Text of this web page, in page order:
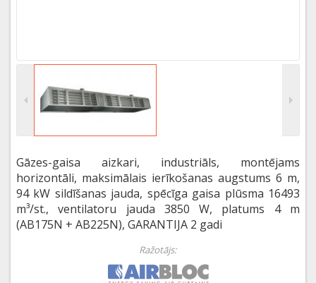
Gāzes-gaisa aizkari, industriāls, montējams
horizontāli, maksimālais ierīkošanas augstums 6 m,
94 kW sildīšanas jauda, spēcīga gaisa plūsma 16493
m³/st., ventilatoru jauda 3850 W, platums 4 m
(AB175N + AB225N), GARANTIJA 2 gadi
Ražotājs: